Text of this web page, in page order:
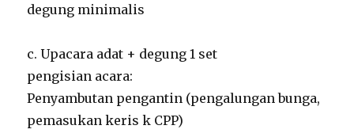
degung minimalis
c. Upacara adat + degung 1 set
pengisian acara:
Penyambutan pengantin (pengalungan bunga,
pemasukan keris k CPP)